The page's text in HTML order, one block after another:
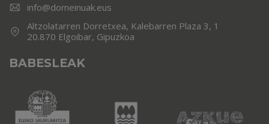
info@domeinuak.eus
Altzolatarren Dorretxea, Kalebarren Plaza 3, 1
20.870 Elgoibar, Gipuzkoa
BABESLEAK